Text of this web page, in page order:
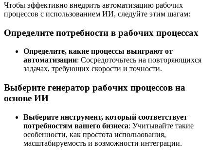
Чтобы эффективно внедрить автоматизацию рабочих
процессов с использованием ИИ, следуйте этим шагам:
Определите потребности в рабочих процессах
Определите, какие процессы выиграют от
автоматизации: Сосредоточьтесь на повторяющихся
задачах, требующих скорости и точности.
Выберите генератор рабочих процессов на
основе ИИ
Выберите инструмент, который соответствует
потребностям вашего бизнеса: Учитывайте такие
особенности, как простота использования,
масштабируемость и возможности интеграции.